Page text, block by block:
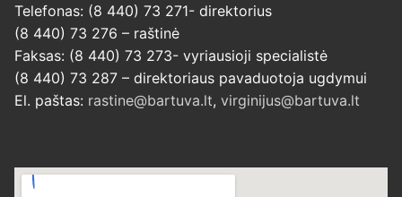
Telefonas: (8 440) 73 271- direktorius
(8 440) 73 276 – raštinė
Faksas: (8 440) 73 273- vyriausioji specialistė
(8 440) 73 287 – direktoriaus pavaduotoja ugdymui
El. paštas: rastine@bartuva.lt, virginijus@bartuva.lt